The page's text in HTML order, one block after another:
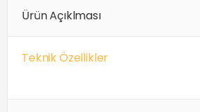
Ürün Açıklması
Teknik Özellikler